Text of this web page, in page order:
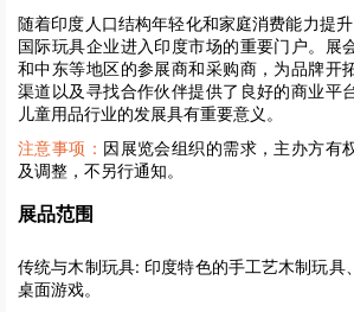
随着印度人口结构年轻化和家庭消费能力提
国际玩具企业进入印度市场的重要门户。展
和中东等地区的参展商和采购商，为品牌开
渠道以及寻找合作伙伴提供了良好的商业平
儿童用品行业的发展具有重要意义。
注意事项： 因展览会组织的需求，主办方有
及调整，不另行通知。
展品范围
传统与木制玩具: 印度特色的手工艺木制玩具
桌面游戏。